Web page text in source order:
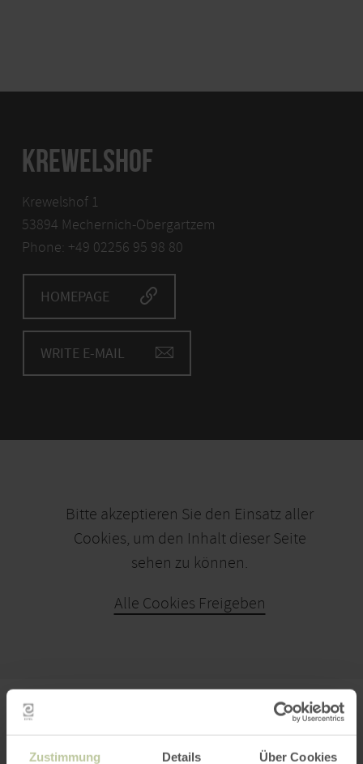
Zustimmung Details Über Cookies
KREWELSHOF
Krewelshof 1
53894 Mechernich-Obergartzem
Phone: +49 02256 95 98 80
HOMEPAGE
WRITE E-MAIL
Bitte akzeptieren Sie den Einsatz aller
Cookies, um den Inhalt dieser Seite
sehen zu können.
Alle Cookies Freigeben
PLAN YOUR JOURNEY